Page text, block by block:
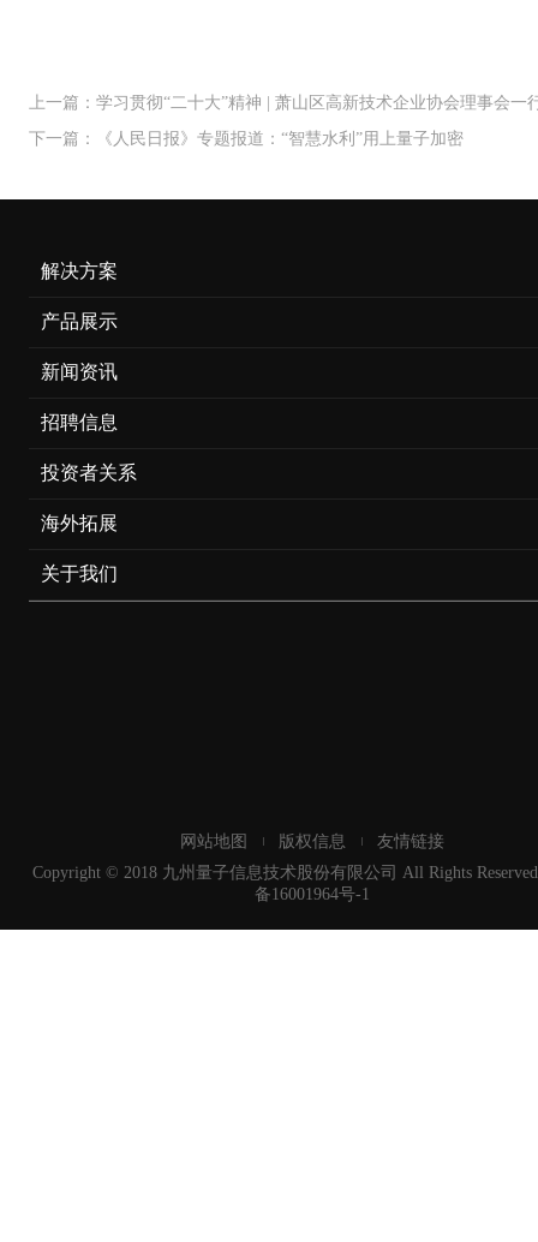
上一篇：学习贯彻“二十大”精神 | 萧山区高新技术企业协会理事会一
下一篇：《人民日报》专题报道：“智慧水利”用上量子加密
解决方案
产品展示
新闻资讯
招聘信息
投资者关系
海外拓展
关于我们
网站地图 版权信息
友情链接
Copyright © 2018 九州量子信息技术股份有限公司 All Rights
备16001964号-1